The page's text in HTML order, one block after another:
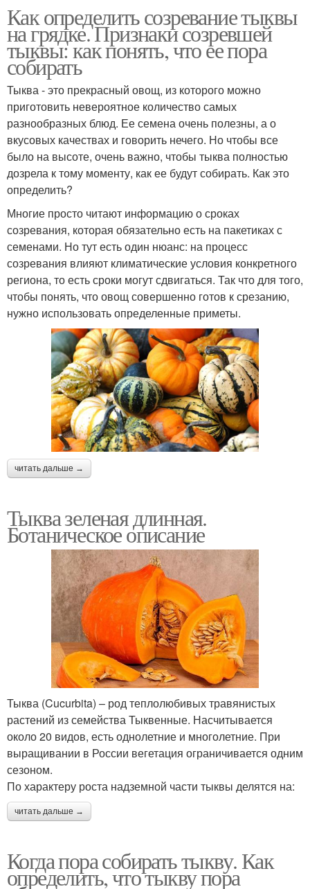
Как определить созревание тыквы
на грядке. Признаки созревшей
тыквы: как понять, что ее пора
собирать
Тыква - это прекрасный овощ, из которого можно
приготовить невероятное количество самых
разнообразных блюд. Ее семена очень полезны, а о
вкусовых качествах и говорить нечего. Но чтобы все
было на высоте, очень важно, чтобы тыква полностью
дозрела к тому моменту, как ее будут собирать. Как это
определить?
Многие просто читают информацию о сроках
созревания, которая обязательно есть на пакетиках с
семенами. Но тут есть один нюанс: на процесс
созревания влияют климатические условия конкретного
региона, то есть сроки могут сдвигаться. Так что для того,
чтобы понять, что овощ совершенно готов к срезанию,
нужно использовать определенные приметы.
читать дальше →
Тыква зеленая длинная.
Ботаническое описание
Тыква (Cucurbita) – род теплолюбивых травянистых
растений из семейства Тыквенные. Насчитывается
около 20 видов, есть однолетние и многолетние. При
выращивании в России вегетация ограничивается одним
сезоном.
По характеру роста надземной части тыквы делятся на:
читать дальше →
Когда пора собирать тыкву. Как
определить, что тыкву пора